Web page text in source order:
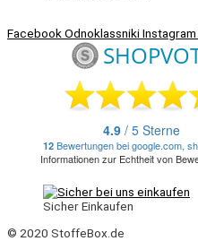
FacebookOdnoklassnikiInstagram
Sicher Einkaufen
© 2020 StoffeBox.de